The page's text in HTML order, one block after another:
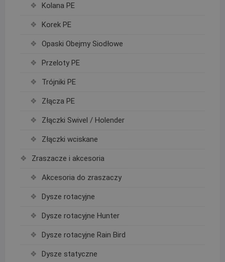
Kolana PE
Korek PE
Opaski Obejmy Siodłowe
Przeloty PE
Trójniki PE
Złącza PE
Złączki Swivel / Holender
Złączki wciskane
Zraszacze i akcesoria
Akcesoria do zraszaczy
Dysze rotacyjne
Dysze rotacyjne Hunter
Dysze rotacyjne Rain Bird
Dysze statyczne